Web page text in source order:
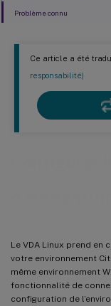
Ce article a été
responsabilité)
Le VDA Linux prend en
votre environnement
même environnement
fonctionnalité de
configuration de
Problème connu